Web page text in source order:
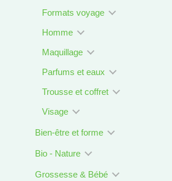
Formats voyage
Homme
Maquillage
Parfums et eaux
Trousse et coffret
Visage
Bien-être et forme
Bio - Nature
Grossesse & Bébé